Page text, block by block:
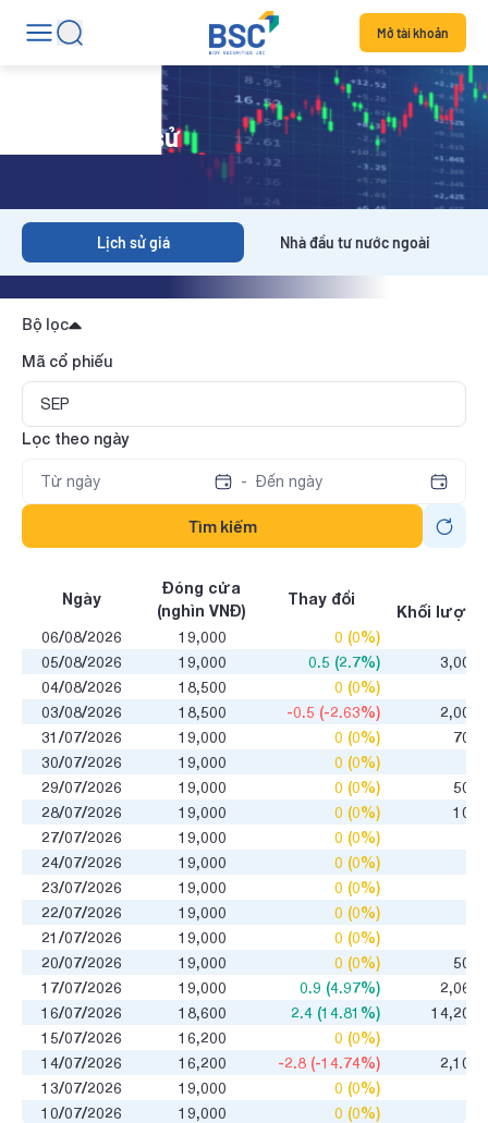
Mở tài khoản
Dữ liệu lịch sử
Lịch sử giá Nhà đầu tư nước ngoài
Bộ lọc
Mã cổ phiếu
Lọc theo ngày
-
Tìm kiếm
Ngày
Đóng cửa
(nghìn VNĐ)
Thay đổi
Khối lượng
06/08/2026
19,000 0 (0%)
05/08/2026
19,000 0.5 (2.7%)
3,000
04/08/2026
18,500 0 (0%)
03/08/2026
18,500 -0.5 (-2.63%)
2,000
31/07/2026
19,000 0 (0%)
700
30/07/2026
19,000 0 (0%)
29/07/2026
19,000 0 (0%)
500
28/07/2026
19,000 0 (0%)
100
27/07/2026
19,000 0 (0%)
24/07/2026
19,000 0 (0%)
23/07/2026
19,000 0 (0%)
22/07/2026
19,000 0 (0%)
21/07/2026
19,000 0 (0%)
20/07/2026
19,000 0 (0%)
500
17/07/2026
19,000 0.9 (4.97%)
2,060
16/07/2026
18,600 2.4 (14.81%)
14,200
15/07/2026
16,200 0 (0%)
14/07/2026
16,200 -2.8 (-14.74%)
2,100
13/07/2026
19,000 0 (0%)
10/07/2026
19,000 0 (0%)